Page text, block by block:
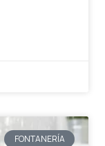
FONTANERÍA